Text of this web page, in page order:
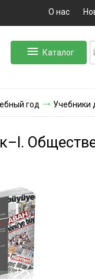
О нас
Каталог
год Учебники